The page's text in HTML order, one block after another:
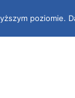
poziomie.